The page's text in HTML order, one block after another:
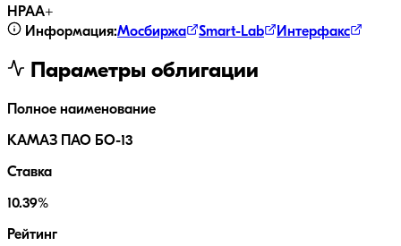
НРАA+
Информация:Мосбиржа Smart-Lab Интерфакс
Параметры облигации
Полное наименование
КАМАЗ ПАО БО-13
Ставка
10.39%
Рейтинг